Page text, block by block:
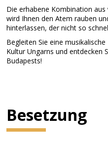
Die erhabene Kombination aus
wird Ihnen den Atem rauben
hinterlassen, der nicht so
Begleiten Sie eine
Kultur Ungarns und entdecken
Budapests!
Besetzung